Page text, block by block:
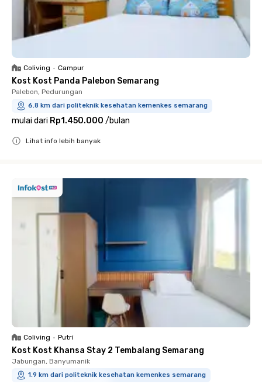
Coliving • Campur
Kost Kost Panda Palebon Semarang
Palebon, Pedurungan
6.8 km dari politeknik kesehatan kemenkes semarang
mulai dari Rp1.450.000 /bulan
Lihat info lebih banyak
Coliving • Putri
Kost Kost Khansa Stay 2 Tembalang Semarang
Jabungan, Banyumanik
1.9 km dari politeknik kesehatan kemenkes semarang